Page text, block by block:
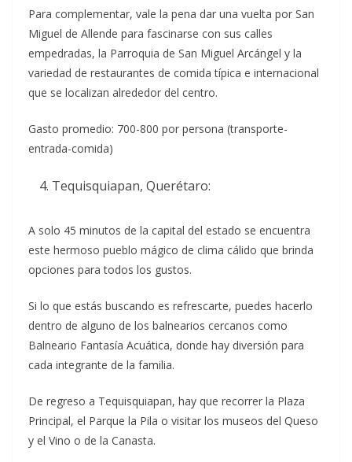
Para complementar, vale la pena dar una vuelta por San
Miguel de Allende para fascinarse con sus calles
empedradas, la Parroquia de San Miguel Arcángel y la
variedad de restaurantes de comida típica e internacional
que se localizan alrededor del centro.
Gasto promedio: 700-800 por persona (transporte-
entrada-comida)
Tequisquiapan, Querétaro:
A solo 45 minutos de la capital del estado se encuentra
este hermoso pueblo mágico de clima cálido que brinda
opciones para todos los gustos.
Si lo que estás buscando es refrescarte, puedes hacerlo
dentro de alguno de los balnearios cercanos como
Balneario Fantasía Acuática, donde hay diversión para
cada integrante de la familia.
De regreso a Tequisquiapan, hay que recorrer la Plaza
Principal, el Parque la Pila o visitar los museos del Queso
y el Vino o de la Canasta.